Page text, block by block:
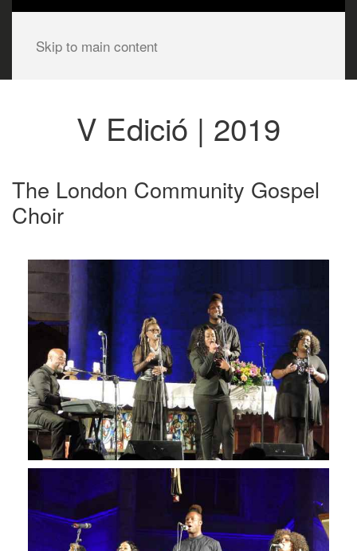
Skip to main content
V Edició | 2019
The London Community Gospel
Choir